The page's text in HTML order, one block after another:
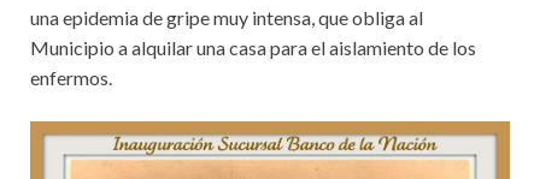
una epidemia de gripe muy intensa, que obliga al
Municipio a alquilar una casa para el aislamiento de los
enfermos.